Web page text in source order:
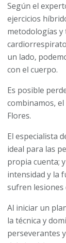
Según el
ejercicios
metodologías y
un lado,
con el cuerpo.
Es posible
combinamos,
Flores.
El especialista
ideal para las
propia cuenta;
intensidad y la
sufren lesiones
Al iniciar un
la técnica y
perseverantes